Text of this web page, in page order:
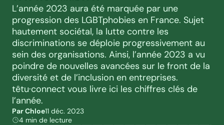
L’année 2023 aura été marquée par une
progression des LGBTphobies en France. Sujet
hautement sociétal, la lutte contre les
discriminations se déploie progressivement au
sein des organisations. Ainsi, l’année 2023 a vu
poindre de nouvelles avancées sur le front de la
diversité et de l’inclusion en entreprises.
têtu·connect vous livre ici les chiffres clés de
l’année.
Par Chloe11 déc. 2023
4 min de lecture